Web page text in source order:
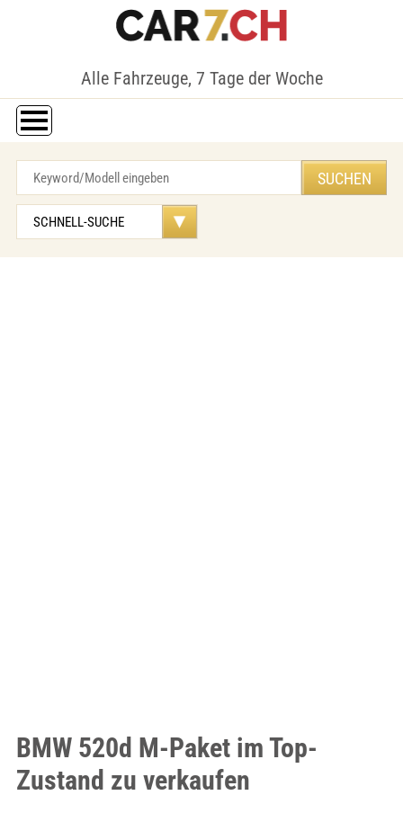
Alle Fahrzeuge, 7 Tage der Woche
BMW 520d M-Paket im Top-
Zustand zu verkaufen